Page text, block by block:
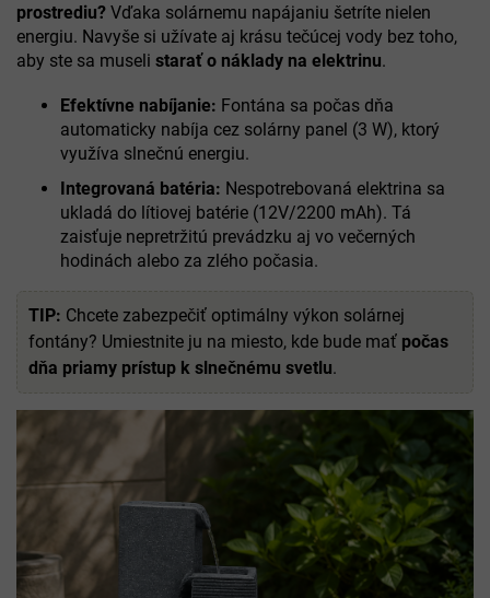
prostrediu? Vďaka solárnemu napájaniu šetríte nielen
energiu. Navyše si užívate aj krásu tečúcej vody bez toho,
aby ste sa museli starať o náklady na elektrinu.
Efektívne nabíjanie: Fontána sa počas dňa
automaticky nabíja cez solárny panel (3 W), ktorý
využíva slnečnú energiu.
Integrovaná batéria: Nespotrebovaná elektrina sa
ukladá do lítiovej batérie (12V/2200 mAh). Tá
zaisťuje nepretržitú prevádzku aj vo večerných
hodinách alebo za zlého počasia.
TIP: Chcete zabezpečiť optimálny výkon solárnej
fontány? Umiestnite ju na miesto, kde bude mať počas
dňa priamy prístup k slnečnému svetlu.